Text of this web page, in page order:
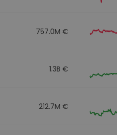
757.0M €
1.3B €
212.7M €